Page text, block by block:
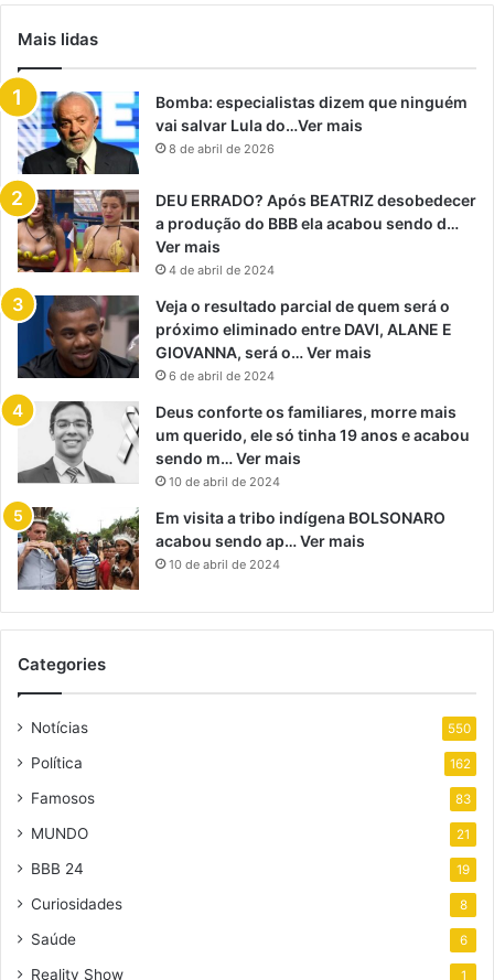
Mais lidas
Bomba: especialistas dizem que ninguém
vai salvar Lula do…Ver mais
8 de abril de 2026
DEU ERRADO? Após BEATRIZ desobedecer
a produção do BBB ela acabou sendo d…
Ver mais
4 de abril de 2024
Veja o resultado parcial de quem será o
próximo eliminado entre DAVI, ALANE E
GIOVANNA, será o… Ver mais
6 de abril de 2024
Deus conforte os familiares, morre mais
um querido, ele só tinha 19 anos e acabou
sendo m… Ver mais
10 de abril de 2024
Em visita a tribo indígena BOLSONARO
acabou sendo ap… Ver mais
10 de abril de 2024
Categories
Notícias 550
Política 162
Famosos 83
MUNDO 21
BBB 24 19
Curiosidades 8
Saúde 6
Reality Show 1